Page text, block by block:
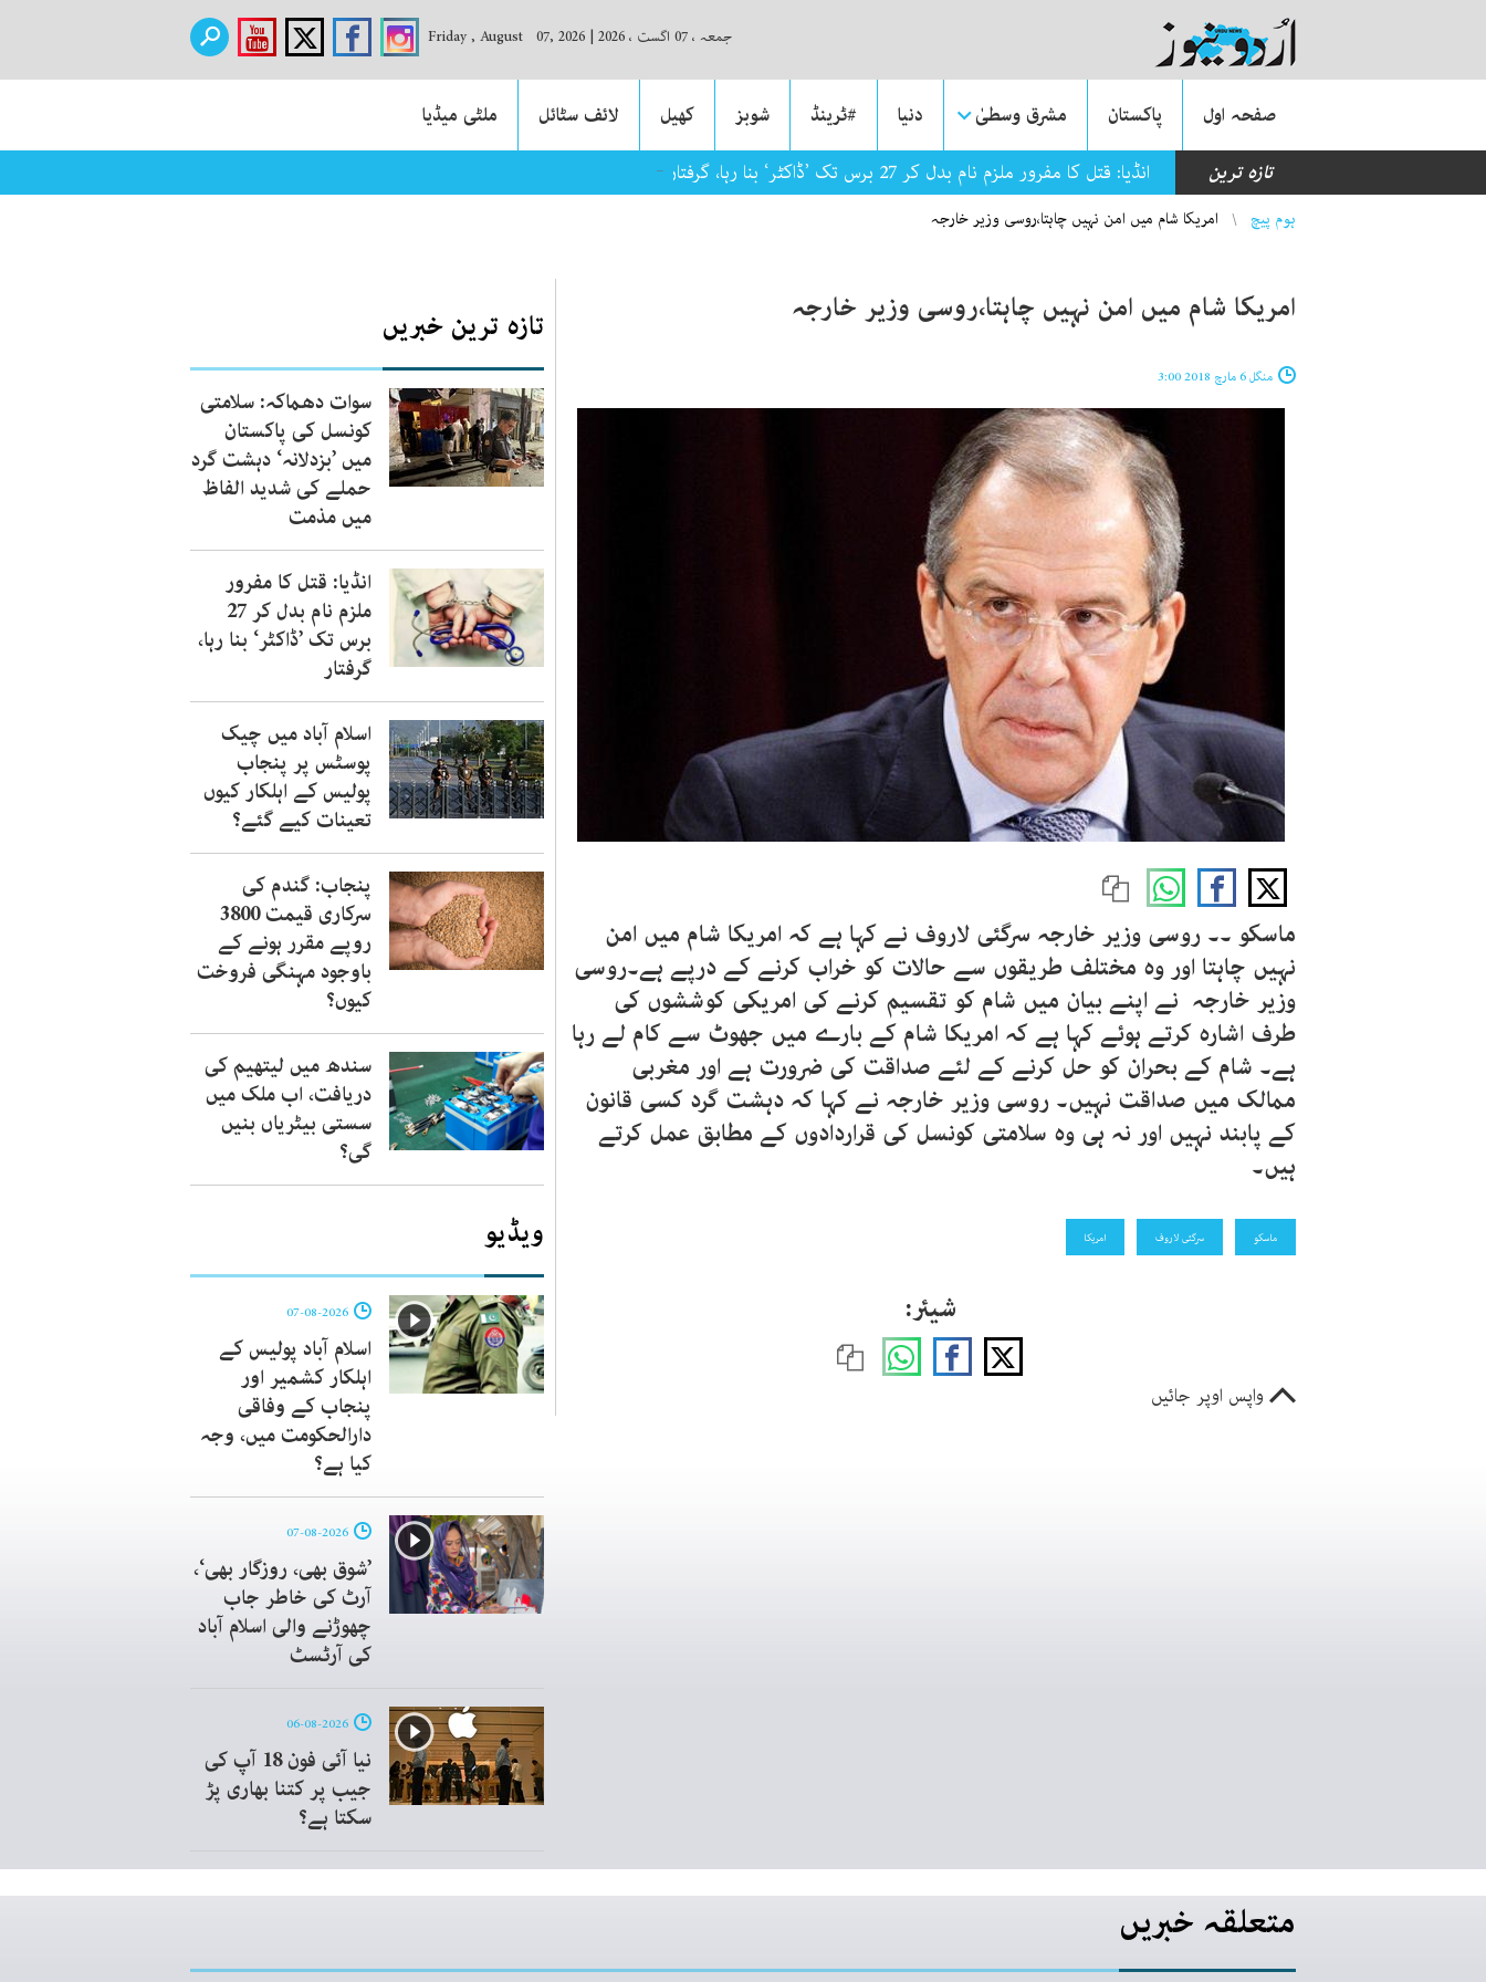
جمعہ ، 07 اگست ، 2026 |
Friday , August 07, 2026
صفحہ اول پاکستان مشرق وسطیٰ دنیا #ٹرینڈ شوبز کھیل لائف سٹائل
ملٹی میڈیا
تازہ ترین
انڈیا: قتل کا مفرور ملزم نام بدل کر 27 برس تک ’ڈاکٹر‘ بنا رہا، گرفتار
You are here
ہوم پیچ امریکا شام میں امن نہیں چاہتا،روسی وزیر خارجہ
امریکا شام میں امن نہیں چاہتا،روسی وزیر خارجہ
منگل 6 مارچ 2018 3:00
ماسکو ۔۔ روسی وزیر خارجہ سرگئی لاروف نے کہا ہے کہ امریکا شام میں امن
نہیں چاہتا اور وہ مختلف طریقوں سے حالات کو خراب کرنے کے درپے ہے۔روسی
وزیر خارجہ نے اپنے بیان میں شام کو تقسیم کرنے کی امریکی کوششوں کی
طرف اشارہ کرتے ہوئے کہا ہے کہ امریکا شام کے بارے میں جھوٹ سے کام لے رہا
ہے۔ شام کے بحران کو حل کرنے کے لئے صداقت کی ضرورت ہے اور مغربی
ممالک میں صداقت نہیں۔ روسی وزیر خارجہ نے کہا کہ دہشت گرد کسی قانون
کے پابند نہیں اور نہ ہی وہ سلامتی کونسل کی قراردادوں کے مطابق عمل کرتے
ہیں۔
ماسکو سرگئی لاروف امریکا
شیئر:
واپس اوپر جائیں
تازہ ترین خبریں
سوات دھماکہ: سلامتی
کونسل کی پاکستان
میں ’بزدلانہ‘ دہشت گرد
حملے کی شدید الفاظ
میں مذمت
انڈیا: قتل کا مفرور
ملزم نام بدل کر 27
برس تک ’ڈاکٹر‘ بنا رہا،
گرفتار
اسلام آباد میں چیک
پوسٹس پر پنجاب
پولیس کے اہلکار کیوں
تعینات کیے گئے؟
پنجاب: گندم کی
سرکاری قیمت 3800
روپے مقرر ہونے کے
باوجود مہنگی فروخت
کیوں؟
سندھ میں لیتھیم کی
دریافت، اب ملک میں
سستی بیٹریاں بنیں
گی؟
ویڈیو
اسلام آباد پولیس کے
اہلکار کشمیر اور
پنجاب کے وفاقی
دارالحکومت میں، وجہ
کیا ہے؟
’شوق بھی، روزگار بھی‘،
آرٹ کی خاطر جاب
چھوڑنے والی اسلام آباد
کی آرٹسٹ
نیا آئی فون 18 آپ کی
جیب پر کتنا بھاری پڑ
سکتا ہے؟
متعلقہ خبریں